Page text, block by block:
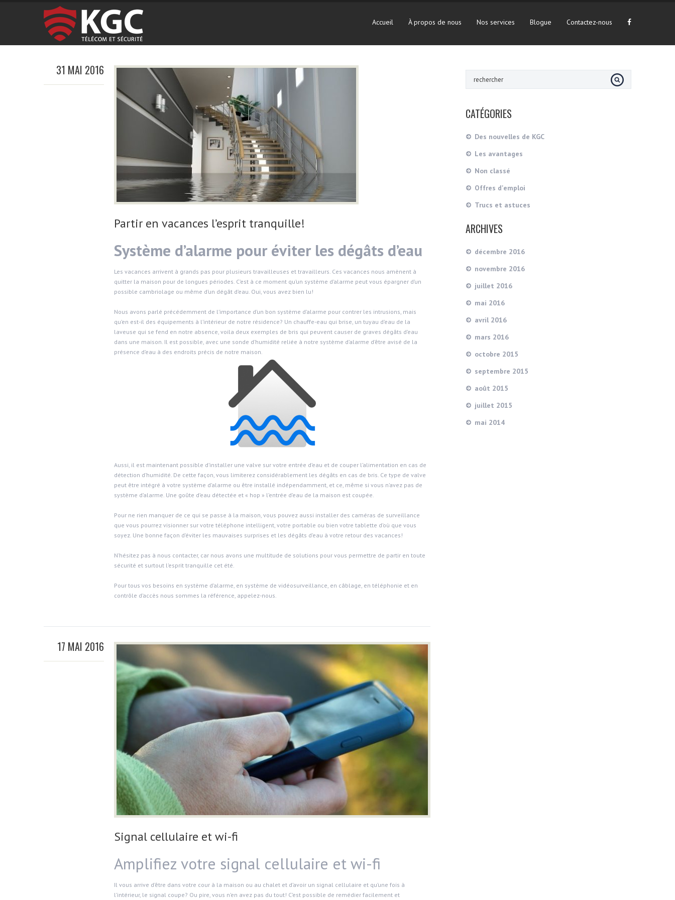
Accueil À propos de nous Nos services Blogue Contactez-nous
31 MAI 2016
Partir en vacances l’esprit tranquille!
Système d’alarme pour éviter les dégâts d’eau
Les vacances arrivent à grands pas pour plusieurs travailleuses et travailleurs. Ces vacances nous amènent à
quitter la maison pour de longues périodes. C’est à ce moment qu’un système d’alarme peut vous épargner d’un
possible cambriolage ou même d’un dégât d’eau. Oui, vous avez bien lu!
Nous avons parlé précédemment de l’importance d’un bon système d’alarme pour contrer les intrusions, mais
qu’en est-il des équipements à l’intérieur de notre résidence? Un chauffe-eau qui brise, un tuyau d’eau de la
laveuse qui se fend en notre absence, voila deux exemples de bris qui peuvent causer de graves dégâts d’eau
dans une maison. Il est possible, avec une sonde d’humidité reliée à notre système d’alarme d’être avisé de la
présence d’eau à des endroits précis de notre maison.
Aussi, il est maintenant possible d’installer une valve sur votre entrée d’eau et de couper l’alimentation en cas de
détection d’humidité. De cette façon, vous limiterez considérablement les dégâts en cas de bris. Ce type de valve
peut être intégré à votre système d’alarme ou être installé indépendamment, et ce, même si vous n’avez pas de
système d’alarme. Une goûte d’eau détectée et « hop » l’entrée d’eau de la maison est coupée.
Pour ne rien manquer de ce qui se passe à la maison, vous pouvez aussi installer des caméras de surveillance
que vous pourrez visionner sur votre téléphone intelligent, votre portable ou bien votre tablette d’où que vous
soyez. Une bonne façon d’éviter les mauvaises surprises et les dégâts d’eau à votre retour des vacances!
N’hésitez pas à nous contacter, car nous avons une multitude de solutions pour vous permettre de partir en toute
sécurité et surtout l’esprit tranquille cet été.
Pour tous vos besoins en système d’alarme, en système de vidéosurveillance, en câblage, en téléphonie et en
contrôle d’accès nous sommes la référence, appelez-nous.
17 MAI 2016
Signal cellulaire et wi-fi
Amplifiez votre signal cellulaire et wi-fi
Il vous arrive d’être dans votre cour à la maison ou au chalet et d’avoir un signal cellulaire et qu’une fois à
l’intérieur, le signal coupe? Ou pire, vous n’en avez pas du tout! C’est possible de remédier facilement et
CATÉGORIES
Des nouvelles de KGC
Les avantages
Non classé
Offres d'emploi
Trucs et astuces
ARCHIVES
décembre 2016
novembre 2016
juillet 2016
mai 2016
avril 2016
mars 2016
octobre 2015
septembre 2015
août 2015
juillet 2015
mai 2014